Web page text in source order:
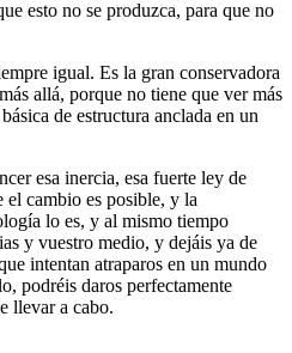
esto no se produzca, para que no
igual. Es la gran conservadora
allá, porque no tiene que ver más
de estructura anclada en un
esa inercia, esa fuerte ley de
el cambio es posible, y la
lo es, y al mismo tiempo
y vuestro medio, y dejáis ya de
intentan atraparos en un mundo
podréis daros perfectamente
llevar a cabo.